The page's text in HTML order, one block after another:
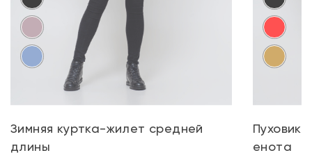
Зимняя куртка-жилет средней
длины
Пуховик
енота